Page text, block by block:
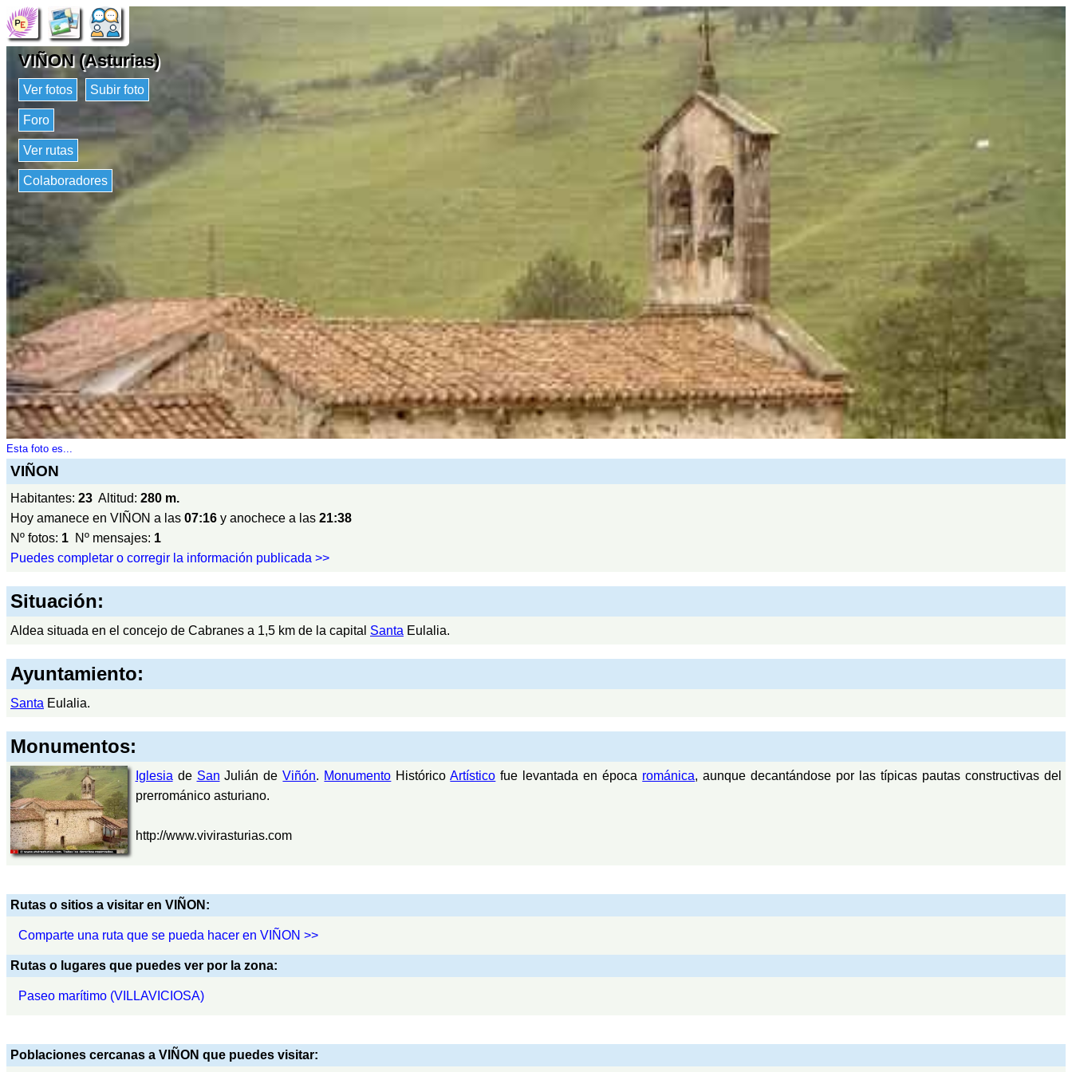
VIÑON (Asturias)
Ver fotos Subir foto
Foro
Ver rutas
Colaboradores
Esta foto es...
VIÑON
Habitantes: 23 Altitud: 280 m.
Hoy amanece en VIÑON a las 07:16 y anochece a las 21:38
Nº fotos: 1 Nº mensajes: 1
Puedes completar o corregir la información publicada >>
Situación:
Aldea situada en el concejo de Cabranes a 1,5 km de la capital Santa Eulalia.
Ayuntamiento:
Santa Eulalia.
Monumentos:
Iglesia de San Julián deViñón. Monumento HistóricoArtístico fue levantada en época románica, aunque decantándose por las típicas pautas constructivas del
prerrománico asturiano.
http://www.vivirasturias.com
Rutas o sitios a visitar en VIÑON:
Comparte una ruta que se pueda hacer en VIÑON >>
Rutas o lugares que puedes ver por la zona:
Paseo marítimo (VILLAVICIOSA)
Poblaciones cercanas a VIÑON que puedes visitar: